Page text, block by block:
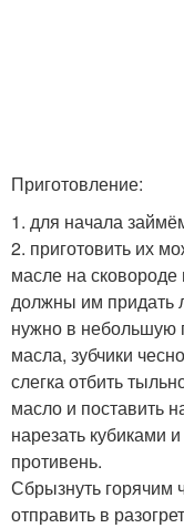
Приготовление:
1. для начала
2. приготовить их
масле на
должны им придать
нужно в небольшую
масла, зубчики
слегка отбить
масло и поставить
нарезать кубиками
противень.
Сбрызнуть
отправить в